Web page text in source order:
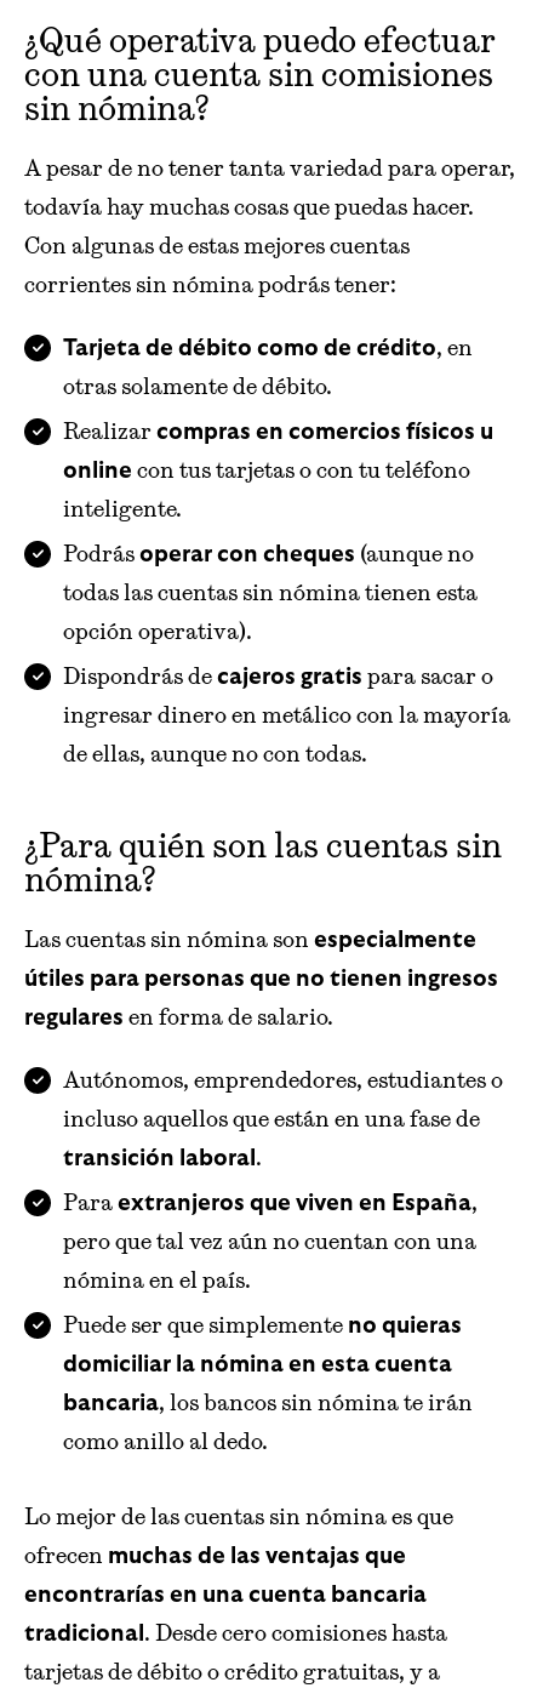
¿Qué operativa puedo efectuar
con una cuenta sin comisiones
sin nómina?
A pesar de no tener tanta variedad para operar,
todavía hay muchas cosas que puedas hacer.
Con algunas de estas mejores cuentas
corrientes sin nómina podrás tener:
Tarjeta de débito como de crédito, en
otras solamente de débito.
Realizar compras en comercios físicos u
online con tus tarjetas o con tu teléfono
inteligente.
Podrás operar con cheques (aunque no
todas las cuentas sin nómina tienen esta
opción operativa).
Dispondrás de cajeros gratis para sacar o
ingresar dinero en metálico con la mayoría
de ellas, aunque no con todas.
¿Para quién son las cuentas sin
nómina?
Las cuentas sin nómina son especialmente
útiles para personas que no tienen ingresos
regulares en forma de salario.
Autónomos, emprendedores, estudiantes o
incluso aquellos que están en una fase de
transición laboral .
Para extranjeros que viven en España,
pero que tal vez aún no cuentan con una
nómina en el país.
Puede ser que simplemente no quieras
domiciliar la nómina en esta cuenta
bancaria, los bancos sin nómina te irán
como anillo al dedo.
Lo mejor de las cuentas sin nómina es que
ofrecen muchas de las ventajas que
encontrarías en una cuenta bancaria
tradicional . Desde cero comisiones hasta
tarjetas de débito o crédito gratuitas, y a